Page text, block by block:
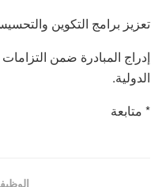
تعزيز برامج التكوين
الدولية.
* متابعة